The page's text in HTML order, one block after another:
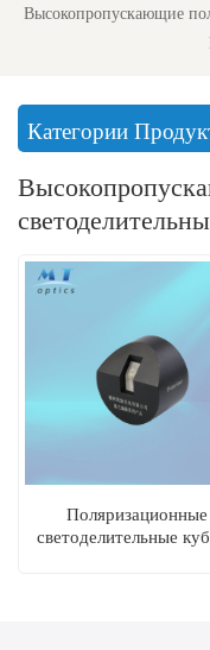
Высокопропускающие
Категории
Поляризационные
светоделительные